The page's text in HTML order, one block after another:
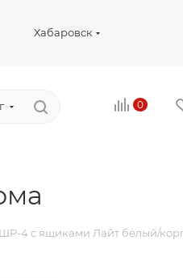
Хабаровск
0
4 с ящиками Лайт белый/